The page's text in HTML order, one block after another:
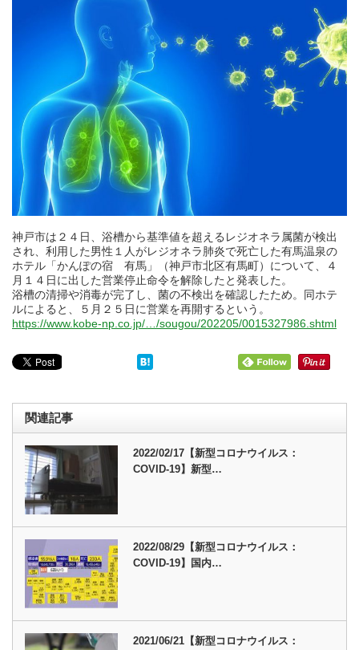
神戸市は２４日、浴槽から基準値を超えるレジオネラ属菌が検出
され、利用した男性１人がレジオネラ肺炎で死亡した有馬温泉の
ホテル「かんぽの宿 有馬」（神戸市北区有馬町）について、４
月１４日に出した営業停止命令を解除したと発表した。
浴槽の清掃や消毒が完了し、菌の不検出を確認したため。同ホテ
ルによると、５月２５日に営業を再開するという。
https://www.kobe-np.co.jp/…/sougou/202205/0015327986.shtml
関連記事
2022/02/17【新型コロナウイルス：
COVID-19】新型…
2022/08/29【新型コロナウイルス：
COVID-19】国内…
2021/06/21【新型コロナウイルス：